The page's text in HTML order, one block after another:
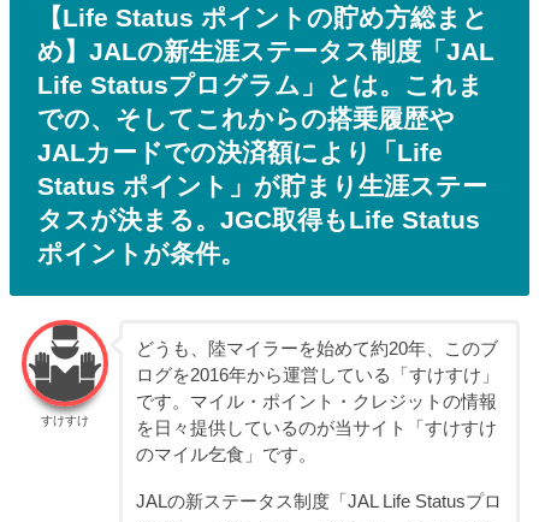
【Life Status ポイントの貯め方総まと
め】JALの新生涯ステータス制度「JAL
Life Statusプログラム」とは。これま
での、そしてこれからの搭乗履歴や
JALカードでの決済額により「Life
Status ポイント」が貯まり生涯ステー
タスが決まる。JGC取得もLife Status
ポイントが条件。
すけすけ
どうも、陸マイラーを始めて約20年、このブ
ログを2016年から運営している「すけすけ」
です。マイル・ポイント・クレジットの情報
を日々提供しているのが当サイト「すけすけ
のマイル乞食」です。
JALの新ステータス制度「JAL Life Statusプロ